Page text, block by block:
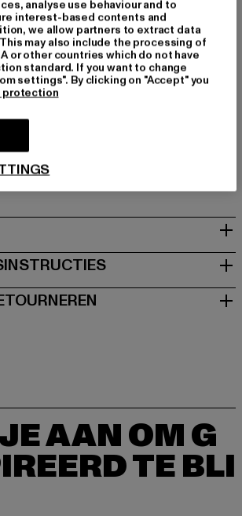
Low
ander materiaal
GmbH |
| 51063 Köln | DE
AAN OM G
TE BLI
analyse use behaviour and to
interest-based contents and
we allow partners to extract data
may also include the processing of
or other countries which do not have
standard. If you want to change
settings". By clicking on "Accept" you
protection